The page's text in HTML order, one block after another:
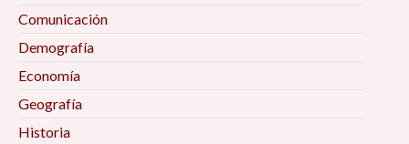
Comunicación
Demografía
Economía
Geografía
Historia